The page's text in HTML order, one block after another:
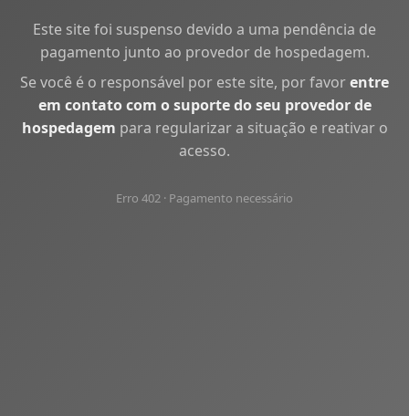
Este site foi suspenso devido a uma pendência de
pagamento junto ao provedor de hospedagem.
Se você é o responsável por este site, por favorentre
em contato com o suporte do seu provedor de
hospedagem para regularizar a situação e reativar o
acesso.
Erro 402 · Pagamento necessário